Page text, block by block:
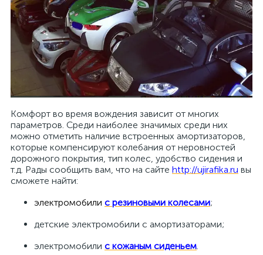
Комфорт во время вождения зависит от многих
параметров. Среди наиболее значимых среди них
можно отметить наличие встроенных амортизаторов,
которые компенсируют колебания от неровностей
дорожного покрытия, тип колес, удобство сидения и
т.д. Рады сообщить вам, что на сайте http://ujirafika.ru вы
сможете найти:
электромобили с резиновыми колесами;
детские электромобили с амортизаторами;
электромобили с кожаным сиденьем.